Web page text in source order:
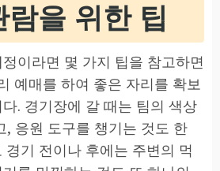
람을 위한 팁
이라면 몇 가지 팁을 참고하면
예매를 하여 좋은 자리를 확보
. 경기장에 갈 때는 팀의 색상
, 응원 도구를 챙기는 것도 한
경기 전이나 후에는 주변의 먹